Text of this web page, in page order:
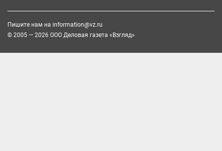
Пишите нам на information@vz.ru
© 2005 — 2026 ООО Деловая газета «Взгляд»